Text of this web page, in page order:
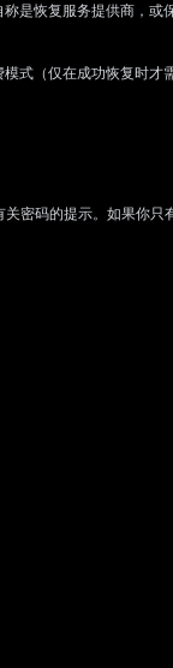
是恢复服务提供商，或
式（仅在成功恢复时才
密码的提示。如果你